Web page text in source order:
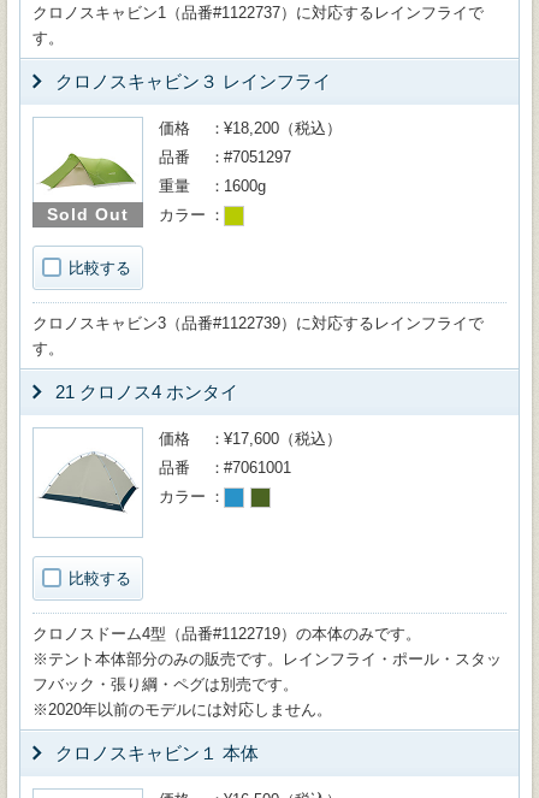
クロノスキャビン1（品番#1122737）に対応するレインフライで
す。
クロノスキャビン３ レインフライ
Sold Out
比較する
価格
¥18,200（税込）
品番
#7051297
重量
1600g
カラー
クロノスキャビン3（品番#1122739）に対応するレインフライで
す。
21 クロノス4 ホンタイ
比較する
価格
¥17,600（税込）
品番
#7061001
カラー
クロノスドーム4型（品番#1122719）の本体のみです。
※テント本体部分のみの販売です。レインフライ・ポール・スタッ
フバック・張り綱・ペグは別売です。
※2020年以前のモデルには対応しません。
クロノスキャビン１ 本体